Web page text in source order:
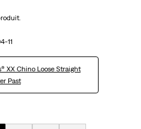
11
XX Chino Loose Straight
Past